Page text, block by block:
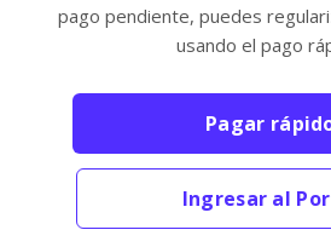
pago pendiente, puedes
usando el pago
Pagar
Ingresar al